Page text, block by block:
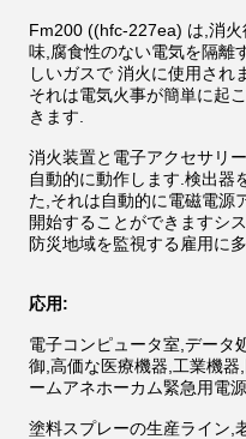
Fm200 ((hfc-227ea) は,消
味,腐食性のない電気を隔離
しいガスで 消火に使用され
それは電気火事が簡単に起
きます.
消火装置と電子アクセサリ
自動的に動作します.検出器
た,それは自動的に電磁電源
開始することができますシ
防災地域を監視する雇用に
応用:
電子コンピュータ室,データ
御,高価な医療機器,工業機
ームアネホーカム緊急用電
塗料スプレーの生産ライン,